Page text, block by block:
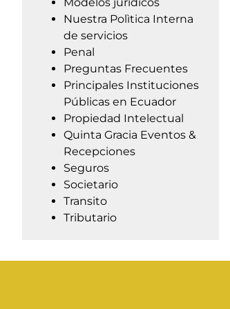
Modelos jurídicos
Nuestra Polìtica Interna
de servicios
Penal
Preguntas Frecuentes
Principales Instituciones
Públicas en Ecuador
Propiedad Intelectual
Quinta Gracia Eventos &
Recepciones
Seguros
Societario
Transito
Tributario